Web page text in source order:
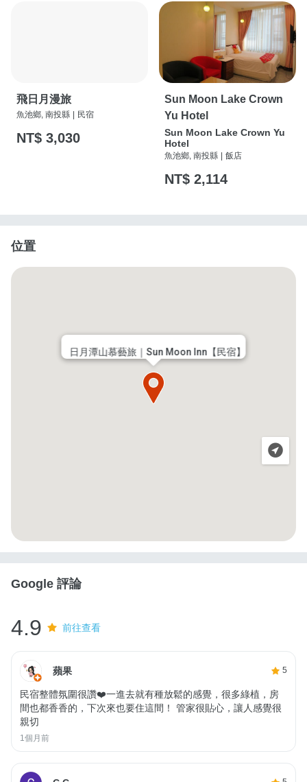
飛日月漫旅
魚池鄉, 南投縣 | 民宿
NT$ 3,030
Sun Moon Lake Crown
Yu Hotel
Sun Moon Lake Crown Yu
Hotel
魚池鄉, 南投縣 | 飯店
NT$ 2,114
位置
日月潭山慕藝旅｜Sun Moon Inn【民宿】
Google 評論
4.9 前往查看
蘋果 5
民宿整體氛圍很讚❤️一進去就有種放鬆的感覺，很多綠植，房
間也都香香的，下次來也要住這間！ 管家很貼心，讓人感覺很
親切
1個月前